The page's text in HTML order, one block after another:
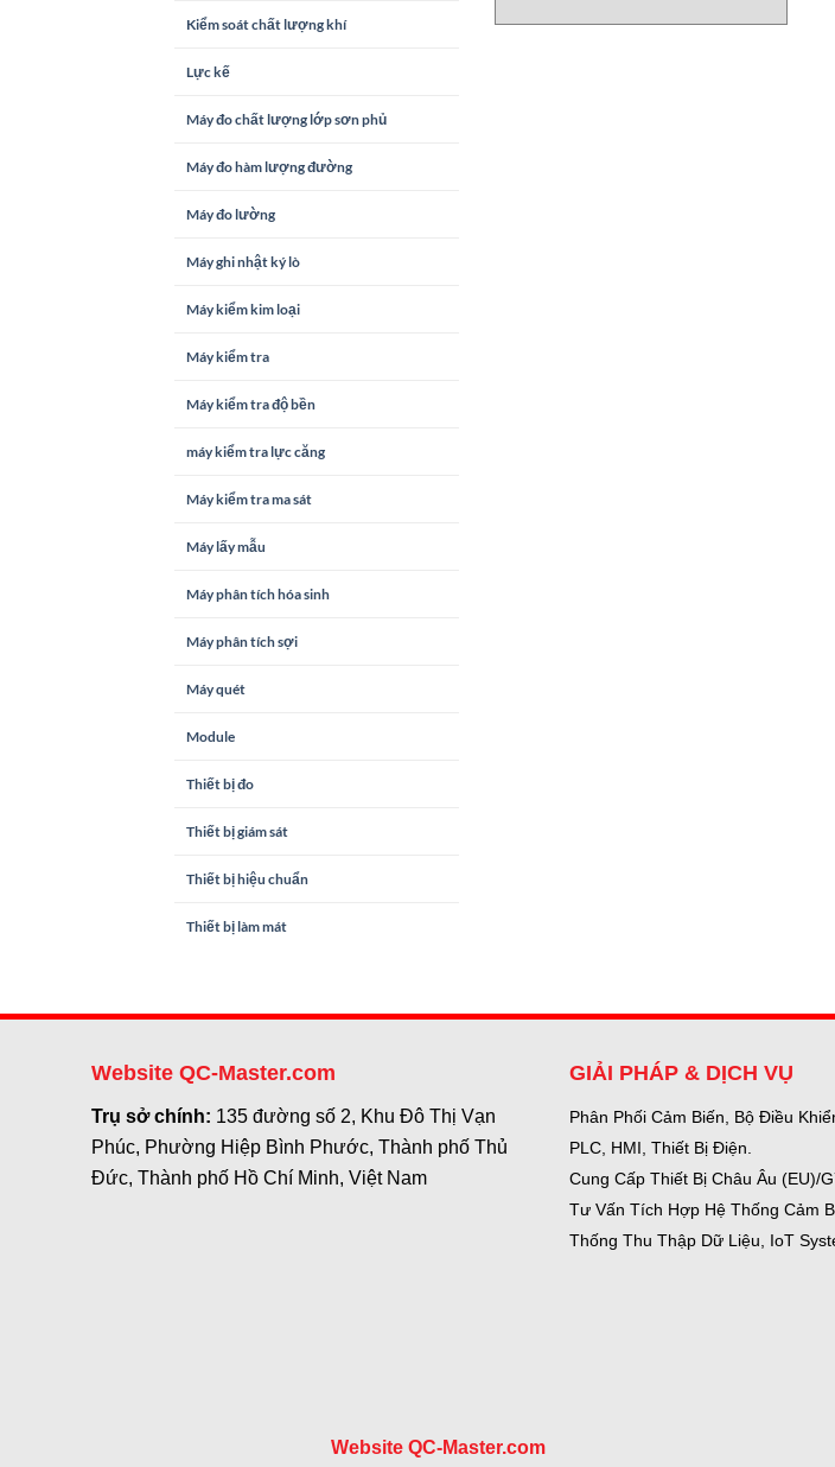
Kiểm soát chất lượng khí
Lực kế
Máy đo chất lượng lớp sơn phủ
Máy đo hàm lượng đường
Máy đo lường
Máy ghi nhật ký lò
Máy kiểm kim loại
Máy kiểm tra
Máy kiểm tra độ bền
máy kiểm tra lực căng
Máy kiểm tra ma sát
Máy lấy mẫu
Máy phân tích hóa sinh
Máy phân tích sợi
Máy quét
Module
Thiết bị đo
Thiết bị giám sát
Thiết bị hiệu chuẩn
Thiết bị làm mát
Website QC-Master.com
Trụ sở chính: 135 đường số 2, Khu Đô Thị Vạn
Phúc, Phường Hiệp Bình Phước, Thành phố Thủ
Đức, Thành phố Hồ Chí Minh, Việt Nam
GIẢI PHÁP & DỊCH VỤ
Phân Phối Cảm Biến, Bộ Điều
PLC, HMI, Thiết Bị Điện.
Cung Cấp Thiết Bị Châu Âu (EU)/
Tư Vấn Tích Hợp Hệ Thống Cảm
Thống Thu Thập Dữ Liệu, IoT
Website QC-Master.com